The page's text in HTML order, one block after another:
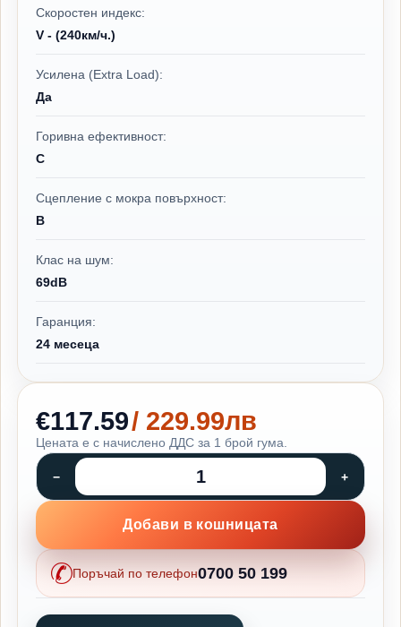
Скоростен индекс:
V - (240км/ч.)
Усилена (Extra Load):
Да
Горивна ефективност:
C
Сцепление с мокра повърхност:
B
Клас на шум:
69dB
Гаранция:
24 месеца
€117.59/ 229.99лв
Цената е с начислено ДДС за 1 брой гума.
Добави в кошницата
Поръчай по телефон0700 50 199